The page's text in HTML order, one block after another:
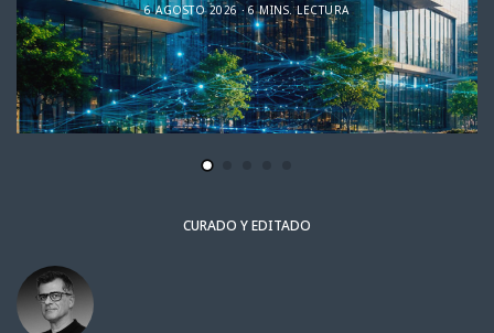
6 AGOSTO 2026 6 MINS. LECTURA
CURADO Y EDITADO